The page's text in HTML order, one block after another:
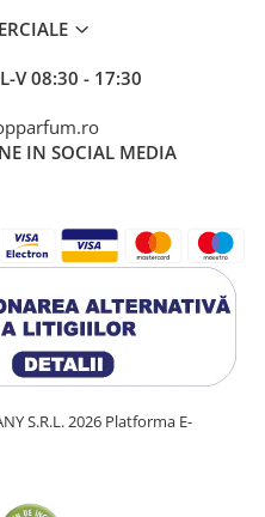
L-V 08:30 - 17:30
IN SOCIAL MEDIA
S.R.L. 2026 Platforma E-